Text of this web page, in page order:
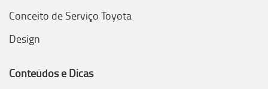
Conceito de Serviço Toyota
Design
Conteúdos e Dicas